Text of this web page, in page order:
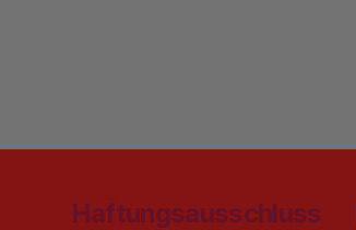
Haftungsausschluss